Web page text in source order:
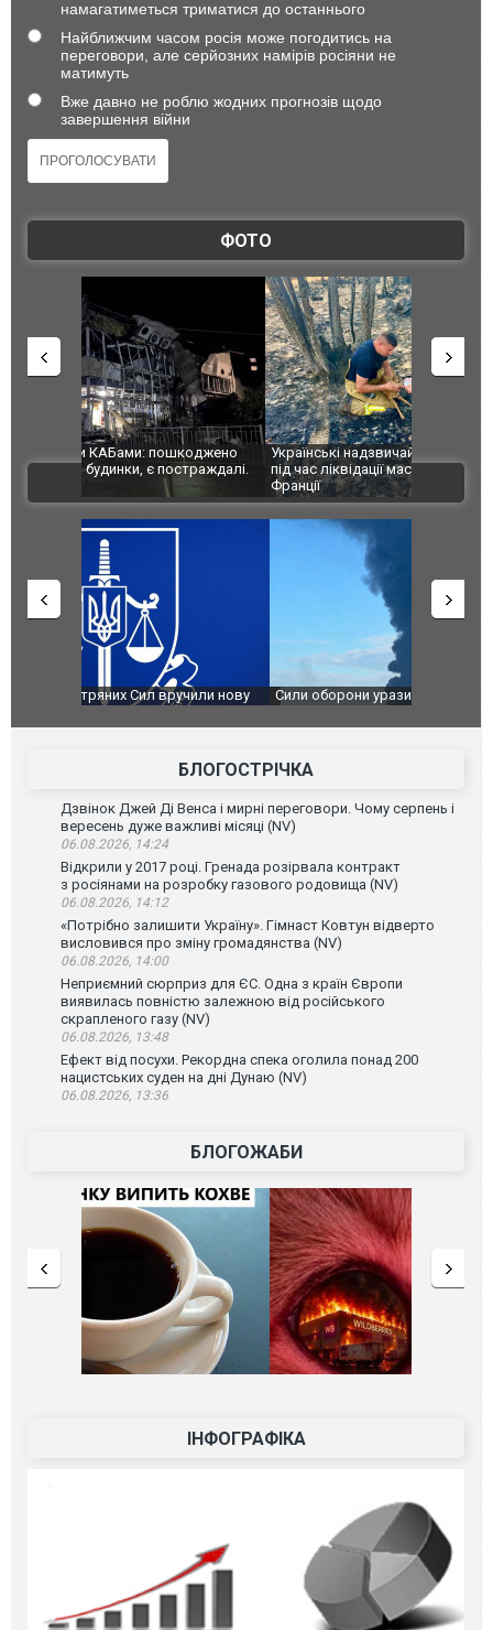
намагатиметься триматися до останнього
Найближчим часом росія може погодитись на
переговори, але серйозних намірів росіяни не
матимуть
Вже давно не роблю жодних прогнозів щодо
завершення війни
ФОТО
Українські надзвичайники врятували козуленя
під час ліквідації масштабної лісової пожежі у
СБУ за
Болгарії
ВІДЕО
Сили оборони уразили Ярославський НПЗ:
атаку. ВІДЕО
Неймар
БЛОГОСТРІЧКА
Дзвінок Джей Ді Венса і мирні переговори. Чому серпень і
вересень дуже важливі місяці (NV)
06.08.2026, 14:24
Відкрили у 2017 році. Гренада розірвала контракт
з росіянами на розробку газового родовища (NV)
06.08.2026, 14:12
«Потрібно залишити Україну». Гімнаст Ковтун відверто
висловився про зміну громадянства (NV)
06.08.2026, 14:00
Неприємний сюрприз для ЄС. Одна з країн Європи
виявилась повністю залежною від російського
скрапленого газу (NV)
06.08.2026, 13:48
Ефект від посухи. Рекордна спека оголила понад 200
нацистських суден на дні Дунаю (NV)
06.08.2026, 13:36
БЛОГОЖАБИ
ІНФОГРАФІКА